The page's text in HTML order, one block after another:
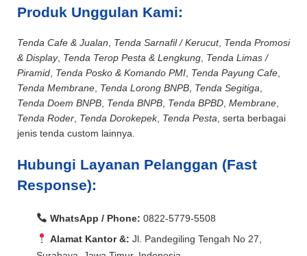
Produk Unggulan Kami:
Tenda Cafe & Jualan Tenda Sarnafil / Kerucut, Tenda Promosi
& Display, Tenda Terop Pesta & Lengkung Tenda Limas /
Piramid Tenda Posko & Komando PMI Tenda Payung Cafe
Tenda Membrane Tenda Lorong BNPB Tenda Segitiga
Tenda Doem BNPB Tenda BNPB Tenda BPBD Membrane
Tenda Roder Tenda Dorokepek, Tenda Pesta , serta berbagai
jenis tenda custom lainnya.
Hubungi Layanan Pelanggan (Fast
Response):
WhatsApp / Phone: 0822-5779-5508
Alamat Kantor &: Jl. Pandegiling Tengah No 27,